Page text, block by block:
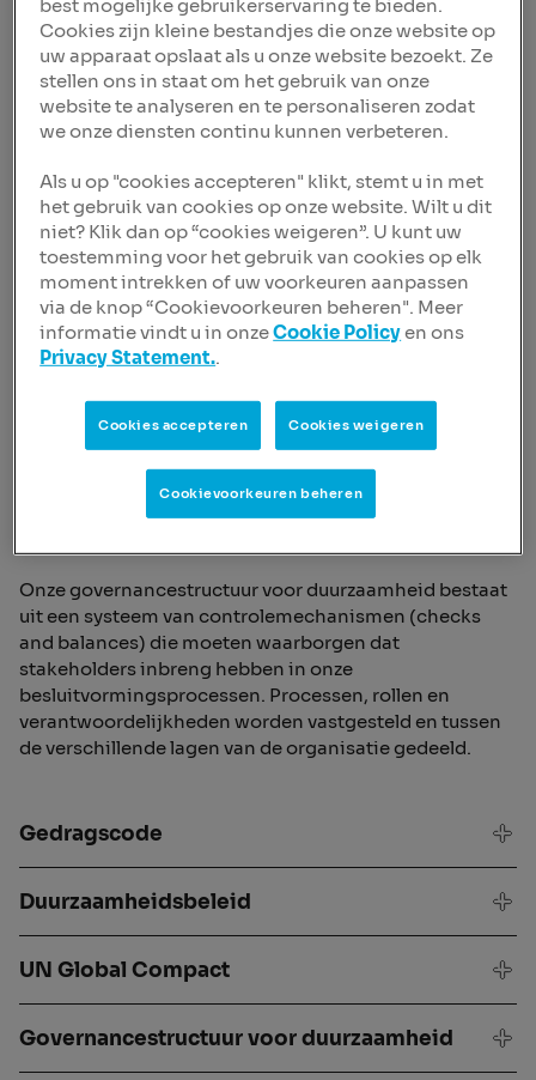
Duurzaamheids-
policies
Duurzaamheid vormt een integraal onderdeel van onze
financiële als niet-financiële waarde te creëren voor
onze stakeholders.
In onze bedrijfsactiviteiten en onze interactie met
klanten laten wij ons leiden door een aantal principes,
beleidsregels en procedures, zoals onze gedragscode,
onze business principles, ons compliance raamwerk en
ons duurzaamheidsbeleid.
Governance-
Onze governancestructuur voor duurzaamheid bestaat
uit een systeem van controlemechanismen (checks
and balances) die moeten waarborgen dat
stakeholders inbreng hebben in onze
besluitvormingsprocessen. Processen, rollen en
verantwoordelijkheden worden vastgesteld en tussen
de verschillende lagen van de organisatie gedeeld.
Gedragscode
Duurzaamheidsbeleid
UN Global Compact
Governancestructuur voor duurzaamheid
best mogelijke gebruikerservaring te bieden.
Cookies zijn kleine bestandjes die onze website op
uw apparaat opslaat als u onze website bezoekt. Ze
stellen ons in staat om het gebruik van onze
website te analyseren en te personaliseren zodat
we onze diensten continu kunnen verbeteren.
Als u op "cookies accepteren" klikt, stemt u in met
het gebruik van cookies op onze website. Wilt u dit
niet? Klik dan op “cookies weigeren”. U kunt uw
toestemming voor het gebruik van cookies op elk
moment intrekken of uw voorkeuren aanpassen
via de knop “Cookievoorkeuren beheren". Meer
informatie vindt u in onzeCookie Policyen ons
Privacy Statement..
Cookies accepteren Cookies weigeren
Cookievoorkeuren beheren